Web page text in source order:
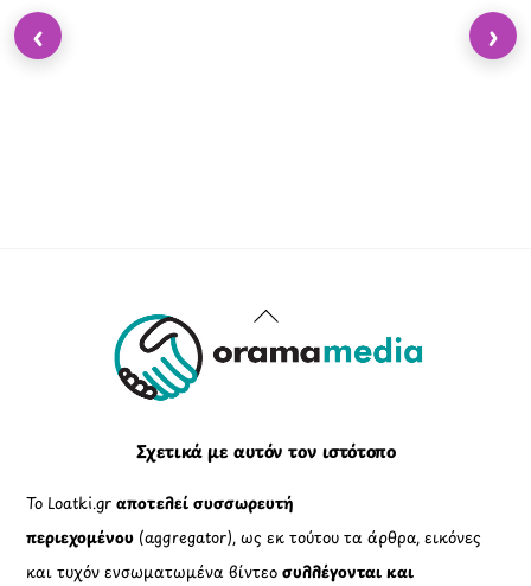
Back
To
Σχετικά με αυτόν τον ιστότοπο
Το Loatki.grαποτελεί συσσωρευτή
περιεχομένου (aggregator), ως εκ τούτου τα άρθρα, εικόνες
και τυχόν ενσωματωμένα βίντεοσυλλέγονται και
‹ ›